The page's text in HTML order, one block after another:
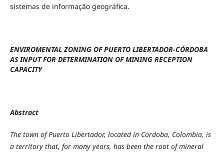
sistemas de informação geográfica.
ENVIROMENTAL ZONING OF PUERTO LIBERTADOR-CÓRDOBA
AS INPUT FOR DETERMINATION OF MINING RECEPTION
CAPACITY
Abstract
The town of Puerto Libertador, located in Cordoba, Colombia, is
a territory that, for many years, has been the root of mineral